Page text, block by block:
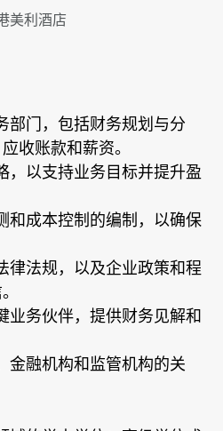
美利酒店
门，包括财务规划与分
收账款和薪资。
以支持业务目标并提升盈
成本控制的编制，以确保
法规，以及企业政策和程
务伙伴，提供财务见解和
融机构和监管机构的关